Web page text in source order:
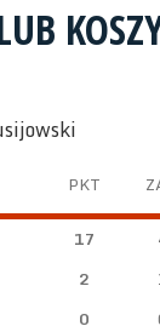
PKT
17
2
0